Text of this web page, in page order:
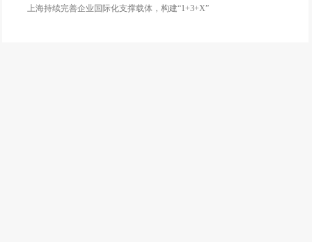
上海持续完善企业国际化支撑载体，构建“1+3+X”